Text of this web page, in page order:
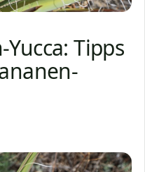
Tipps